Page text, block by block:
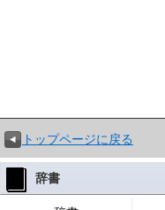
トップページに戻る
辞書